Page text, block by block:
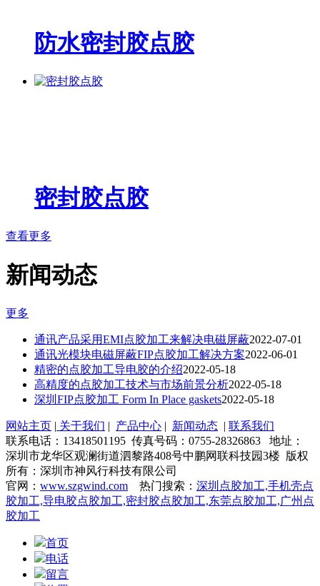
防水密封胶点胶
密封胶点胶
查看更多
新闻动态
更多
通讯产品采用EMI点胶加工来解决电磁屏蔽2022-07-01
通讯光模块电磁屏蔽FIP点胶加工解决方案2022-06-01
精密的点胶加工导电胶的介绍2022-05-18
高精度的点胶加工技术与市场前景分析2022-05-18
深圳FIP点胶加工 Form In Place gaskets2022-05-18
网站主页 | 关于我们 | 产品中心 | 新闻动态 | 联系我们
联系电话：13418501195 传真号码：0755-28326863 地址：
深圳市龙华区观澜街道泗黎路408号中鹏网联科技园3楼 版权
所有：深圳市神风行科技有限公司
官网： www.szgwind.com 热门搜索： 深圳点胶加工,手机壳点
胶加工,导电胶点胶加工,密封胶点胶加工,东莞点胶加工,广州点
胶加工
首页
电话
留言